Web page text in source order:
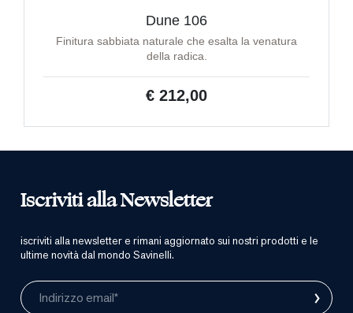
Dune 106
Finitura sabbiata naturale che esalta la venatura
della radica.
€ 212,00
Iscriviti alla Newsletter
iscriviti alla newsletter e rimani aggiornato sui nostri prodotti e le
ultime novità dal mondo Savinelli.
Indirizzo email* ›